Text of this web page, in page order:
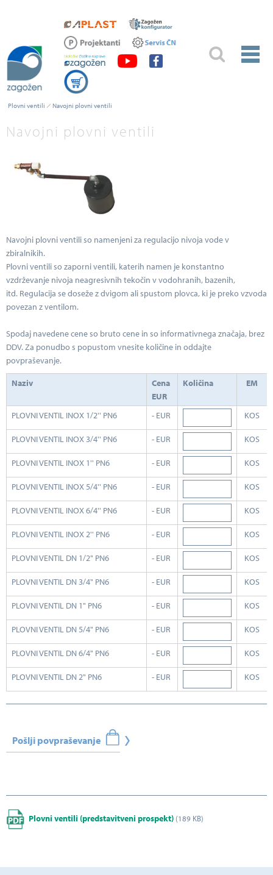
Plovni ventili Navojni plovni ventili
Navojni plovni ventili
Navojni plovni ventili so namenjeni za regulacijo nivoja vode v
zbiralnikih.
Plovni ventili so zaporni ventili, katerih namen je konstantno
vzdrževanje nivoja neagresivnih tekočin v vodohranih, bazenih,
itd. Regulacija se doseže z dvigom ali spustom plovca, ki je preko vzvoda
povezan z ventilom.
Spodaj navedene cene so bruto cene in so informativnega značaja, brez
DDV. Za ponudbo s popustom vnesite količine in oddajte
povpraševanje.
Naziv
Cena
EUR
Količina EM
PLOVNI VENTIL INOX 1/2'' PN6 - EUR KOS
PLOVNI VENTIL INOX 3/4'' PN6 - EUR KOS
PLOVNI VENTIL INOX 1'' PN6 - EUR KOS
PLOVNI VENTIL INOX 5/4'' PN6 - EUR KOS
PLOVNI VENTIL INOX 6/4'' PN6 - EUR KOS
PLOVNI VENTIL INOX 2'' PN6 - EUR KOS
PLOVNI VENTIL DN 1/2" PN6 - EUR KOS
PLOVNI VENTIL DN 3/4" PN6 - EUR KOS
PLOVNI VENTIL DN 1" PN6 - EUR KOS
PLOVNI VENTIL DN 5/4" PN6 - EUR KOS
PLOVNI VENTIL DN 6/4" PN6 - EUR KOS
PLOVNI VENTIL DN 2" PN6 - EUR KOS
Pošlji povpraševanje
Plovni ventili (predstavitveni prospekt) (189 KB)